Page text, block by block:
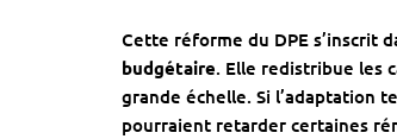
Cette réforme du DPE s’inscrit
budgétaire. Elle redistribue les
grande échelle. Si l’adaptation
pourraient retarder certaines